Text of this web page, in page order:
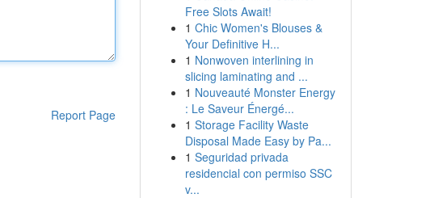
Report Page
Free Slots Await!
1 Chic Women's Blouses &
Your Definitive H...
1 Nonwoven interlining in
slicing laminating and ...
1 Nouveauté Monster Energy
: Le Saveur Énergé...
1 Storage Facility Waste
Disposal Made Easy by Pa...
1 Seguridad privada
residencial con permiso SSC
v...